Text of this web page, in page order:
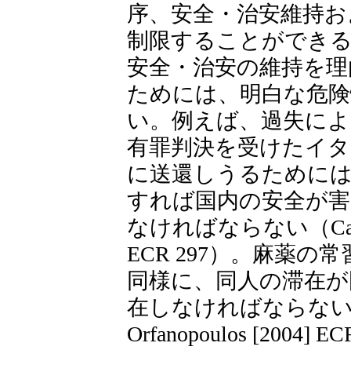
序、安全・治安維持
制限することができ
安全・治安の維持を
ためには、明白な危
い。例えば、過失に
有罪判決を受けたイ
に送還しうるために
すれば国内の安全が
なければならない（
ECR 297）。麻薬の
同様に、同人の滞在
在しなければならない
Orfanopoulos [2004]